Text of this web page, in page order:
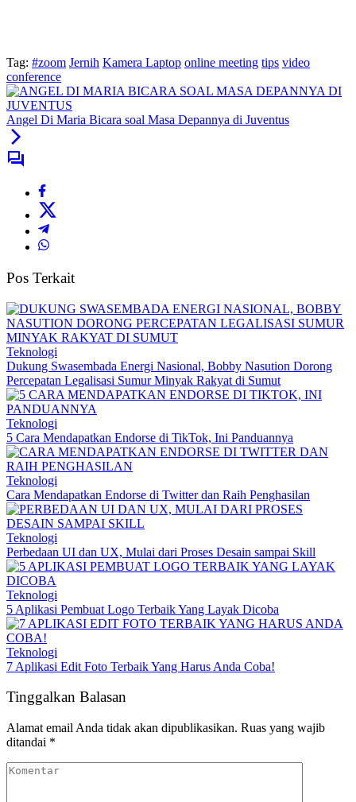
Tag: #zoom Jernih Kamera Laptop online meeting tips video
conference
Angel Di Maria Bicara soal Masa Depannya di Juventus
Pos Terkait
Teknologi
Dukung Swasembada Energi Nasional, Bobby Nasution Dorong
Percepatan Legalisasi Sumur Minyak Rakyat di Sumut
Teknologi
5 Cara Mendapatkan Endorse di TikTok, Ini Panduannya
Teknologi
Cara Mendapatkan Endorse di Twitter dan Raih Penghasilan
Teknologi
Perbedaan UI dan UX, Mulai dari Proses Desain sampai Skill
Teknologi
5 Aplikasi Pembuat Logo Terbaik Yang Layak Dicoba
Teknologi
7 Aplikasi Edit Foto Terbaik Yang Harus Anda Coba!
Tinggalkan Balasan
Alamat email Anda tidak akan dipublikasikan. Ruas yang wajib
ditandai *